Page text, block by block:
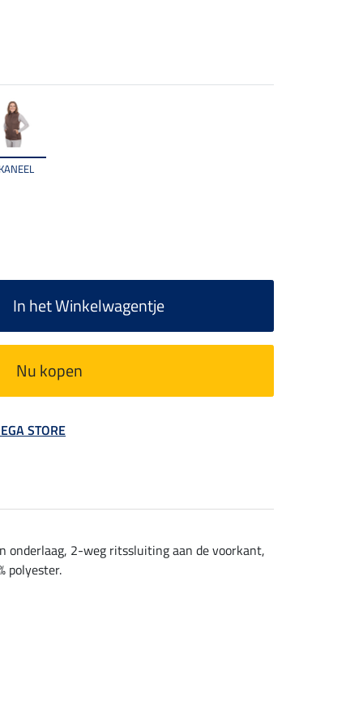
In het Winkelwagentje
Nu kopen
STORE
onderlaag, 2-weg ritssluiting aan de voorkant,
polyester.